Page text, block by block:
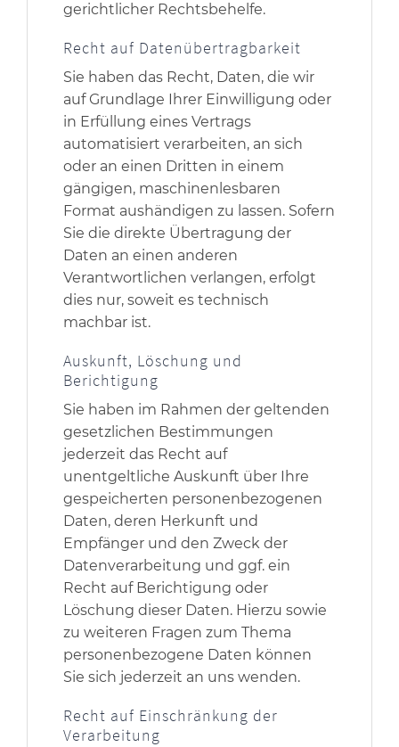
gerichtlicher Rechtsbehelfe.
Recht auf Daten­übertrag­barkeit
Sie haben das Recht, Daten, die wir
auf Grundlage Ihrer Einwilligung oder
in Erfüllung eines Vertrags
automatisiert verarbeiten, an sich
oder an einen Dritten in einem
gängigen, maschinenlesbaren
Format aushändigen zu lassen. Sofern
Sie die direkte Übertragung der
Daten an einen anderen
Verantwortlichen verlangen, erfolgt
dies nur, soweit es technisch
machbar ist.
Auskunft, Löschung und
Berichtigung
Sie haben im Rahmen der geltenden
gesetzlichen Bestimmungen
jederzeit das Recht auf
unentgeltliche Auskunft über Ihre
gespeicherten personenbezogenen
Daten, deren Herkunft und
Empfänger und den Zweck der
Datenverarbeitung und ggf. ein
Recht auf Berichtigung oder
Löschung dieser Daten. Hierzu sowie
zu weiteren Fragen zum Thema
personenbezogene Daten können
Sie sich jederzeit an uns wenden.
Recht auf Einschränkung der
Verarbeitung